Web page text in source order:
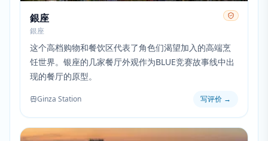
銀座
銀座
这个高档购物和餐饮区代表了角色们渴望加入的高端烹
饪世界。银座的几家餐厅外观作为BLUE竞赛故事线中出
现的餐厅的原型。
Ginza Station 写评价 →